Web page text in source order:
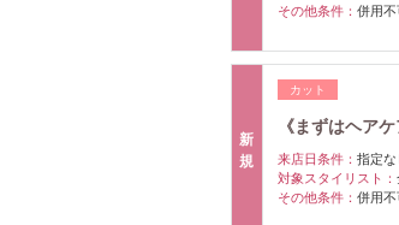
その他条件： 併用
新
規
カット
《まずはヘア
来店日条件： 指定な
対象スタイリスト：
その他条件： 併用